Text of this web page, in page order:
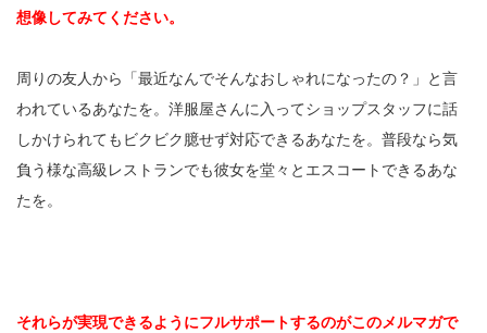
想像してみてください。
周りの友人から「最近なんでそんなおしゃれになったの？」と言
われているあなたを。洋服屋さんに入ってショップスタッフに話
しかけられてもビクビク臆せず対応できるあなたを。普段なら気
負う様な高級レストランでも彼女を堂々とエスコートできるあな
たを。
それらが実現できるようにフルサポートするのがこのメルマガで